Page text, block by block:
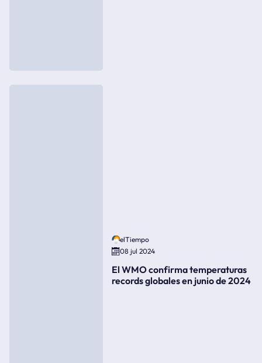
elTiempo
08 jul 2024
El WMO confirma temperaturas
records globales en junio de 2024